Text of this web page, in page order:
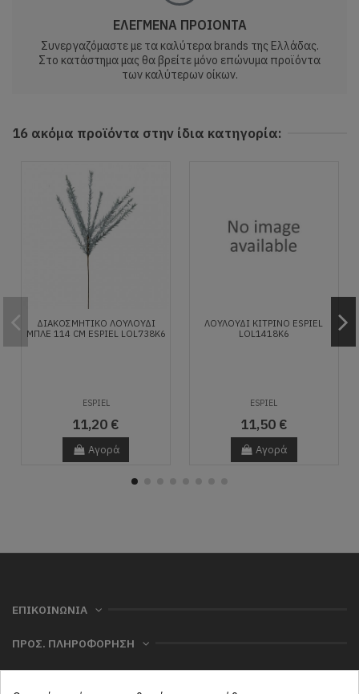
ΕΛΕΓΜΕΝΑ ΠΡΟΙΟΝΤΑ
Συνεργαζόμαστε με τα καλύτερα brands της Ελλάδας.
Στο κατάστημα μας θα βρείτε μόνο επώνυμα προϊόντα
των καλύτερων οίκων.
16 ακόμα προϊόντα στην ίδια κατηγορία:
ΔΙΑΚΟΣΜΗΤΙΚΌ ΛΟΥΛΟΎΔΙ
ΜΠΛΈ 114 CM ESPIEL LOL738K6
ESPIEL
11,20 €
Αγορά
ΛΟΥΛΟΥΔΙ ΚΙΤΡΙΝΟ ESPIEL
LOL1418K6
ESPIEL
11,50 €
Αγορά
ΕΠΙΚΟΙΝΩΝΙΑ
ΠΡΟΣ. ΠΛΗΡΟΦΟΡΗΣΗ